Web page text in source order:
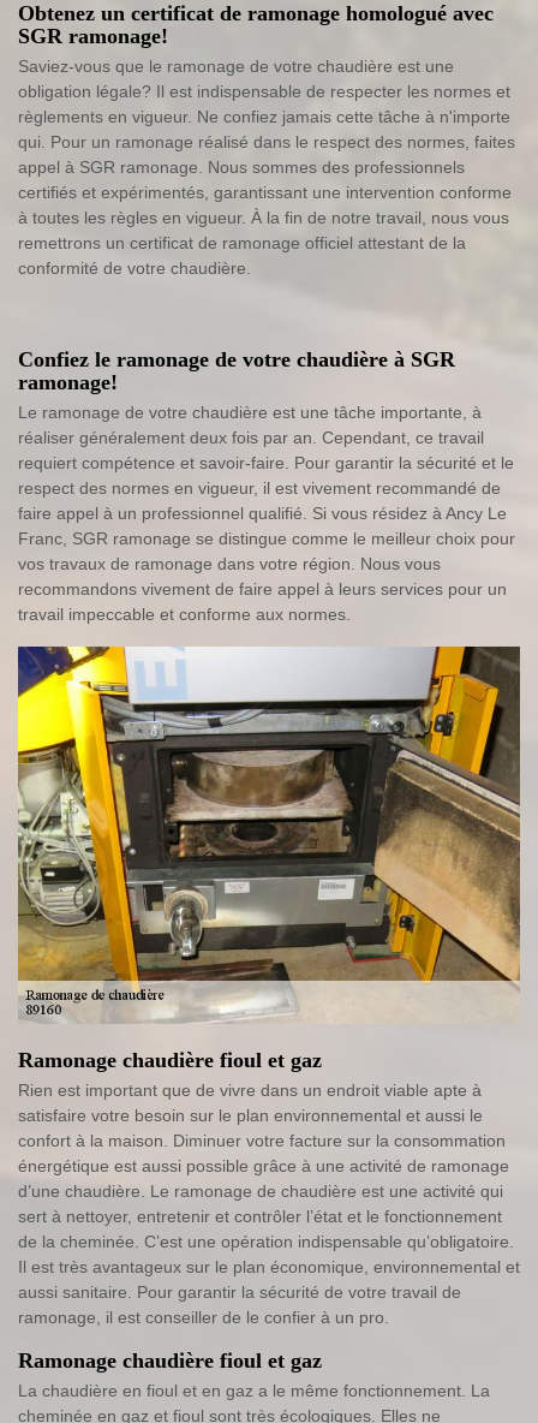
Obtenez un certificat de ramonage homologué avec
SGR ramonage!
Saviez-vous que le ramonage de votre chaudière est une
obligation légale? Il est indispensable de respecter les normes et
règlements en vigueur. Ne confiez jamais cette tâche à n'importe
qui. Pour un ramonage réalisé dans le respect des normes, faites
appel à SGR ramonage. Nous sommes des professionnels
certifiés et expérimentés, garantissant une intervention conforme
à toutes les règles en vigueur. À la fin de notre travail, nous vous
remettrons un certificat de ramonage officiel attestant de la
conformité de votre chaudière.
Confiez le ramonage de votre chaudière à SGR
ramonage!
Le ramonage de votre chaudière est une tâche importante, à
réaliser généralement deux fois par an. Cependant, ce travail
requiert compétence et savoir-faire. Pour garantir la sécurité et le
respect des normes en vigueur, il est vivement recommandé de
faire appel à un professionnel qualifié. Si vous résidez à Ancy Le
Franc, SGR ramonage se distingue comme le meilleur choix pour
vos travaux de ramonage dans votre région. Nous vous
recommandons vivement de faire appel à leurs services pour un
travail impeccable et conforme aux normes.
Ramonage chaudière fioul et gaz
Rien est important que de vivre dans un endroit viable apte à
satisfaire votre besoin sur le plan environnemental et aussi le
confort à la maison. Diminuer votre facture sur la consommation
énergétique est aussi possible grâce à une activité de ramonage
d’une chaudière. Le ramonage de chaudière est une activité qui
sert à nettoyer, entretenir et contrôler l’état et le fonctionnement
de la cheminée. C’est une opération indispensable qu’obligatoire.
Il est très avantageux sur le plan économique, environnemental et
aussi sanitaire. Pour garantir la sécurité de votre travail de
ramonage, il est conseiller de le confier à un pro.
Ramonage chaudière fioul et gaz
La chaudière en fioul et en gaz a le même fonctionnement. La
cheminée en gaz et fioul sont très écologiques. Elles ne